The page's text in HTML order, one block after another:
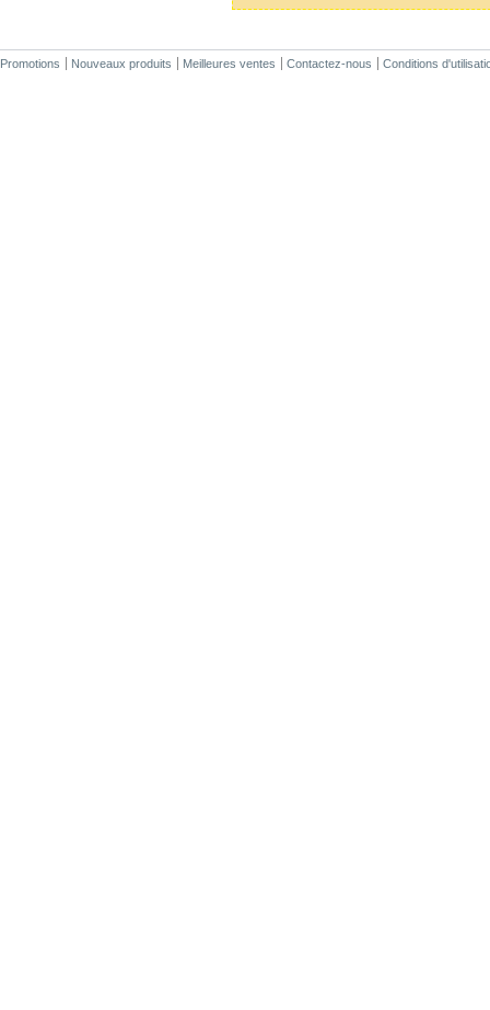
Promotions Nouveaux produits Meilleures ventes Contactez-nous Conditions